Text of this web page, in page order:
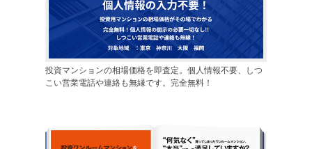
投資マンションの相場価格を即査定。個人情報不要、しつ
こい営業電話や連絡も無縁です。完全無料！